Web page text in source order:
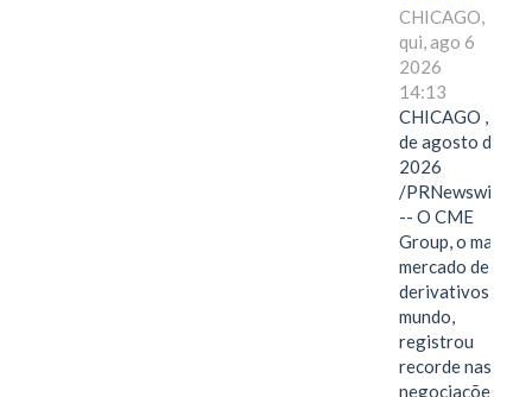
CHICAGO,
qui, ago 6
2026
14:13
CHICAGO , 6
de agosto de
2026
/PRNewswire/
-- O CME
Group, o maior
mercado de
derivativos do
mundo,
registrou
recorde nas
negociações